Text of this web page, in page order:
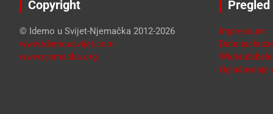
Copyright
© Idemo u Svijet-Njemačka 2012-2026
www.idemousvijet.com
www.njemacka.org
Pregled
Impressum